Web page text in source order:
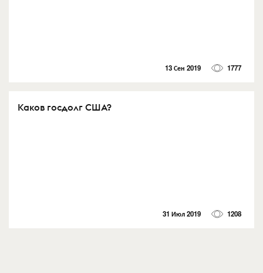
13 Сен 2019 1777
Каков госдолг США?
31 Июл 2019 1208